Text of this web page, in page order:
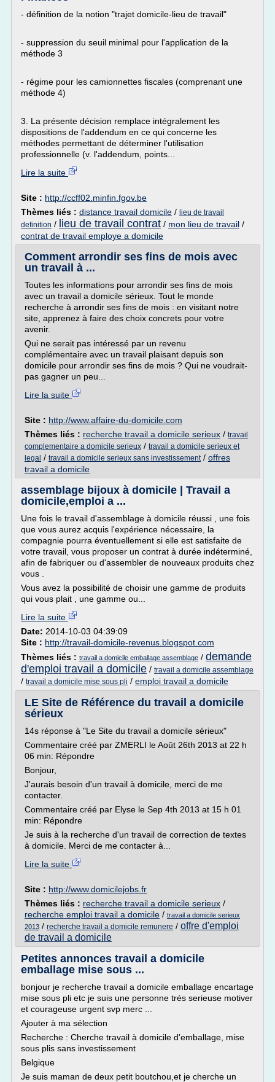
- définition de la notion "trajet domicile-lieu de travail"
- suppression du seuil minimal pour l'application de la
méthode 3
- régime pour les camionnettes fiscales (comprenant une
méthode 4)
3. La présente décision remplace intégralement les
dispositions de l'addendum en ce qui concerne les
méthodes permettant de déterminer l'utilisation
professionnelle (v. l'addendum, points...
Lire la suite
Site : http://ccff02.minfin.fgov.be
Thèmes liés : distance travail domicile / lieu de travail
definition / lieu de travail contrat / mon lieu de travail /
contrat de travail employe a domicile
Comment arrondir ses fins de mois avec
un travail à ...
Toutes les informations pour arrondir ses fins de mois
avec un travail a domicile sérieux. Tout le monde
recherche à arrondir ses fins de mois : en visitant notre
site, apprenez à faire des choix concrets pour votre
avenir.
Qui ne serait pas intéressé par un revenu
complémentaire avec un travail plaisant depuis son
domicile pour arrondir ses fins de mois ? Qui ne voudrait-
pas gagner un peu...
Lire la suite
Site : http://www.affaire-du-domicile.com
Thèmes liés : recherche travail a domicile serieux / travail
complementaire a domicile serieux / travail a domicile serieux et
legal / travail a domicile serieux sans investissement/ offres
travail a domicile
assemblage bijoux à domicile | Travail a
domicile,emploi a ...
Une fois le travail d'assemblage à domicile réussi , une fois
que vous aurez acquis l'expérience nécessaire, la
compagnie pourra éventuellement si elle est satisfaite de
votre travail, vous proposer un contrat à durée indéterminé,
afin de fabriquer ou d'assembler de nouveaux produits chez
vous .
Vous avez la possibilité de choisir une gamme de produits
qui vous plait , une gamme ou...
Lire la suite
Date: 2014-10-03 04:39:09
Site : http://travail-domicile-revenus.blogspot.com
Thèmes liés : travail a domicile emballage assemblage / demande
d'emploi travail a domicile / travail a domicile assemblage
/ travail a domicile mise sous pli / emploi travail a domicile
LE Site de Référence du travail a domicile
sérieux
14s réponse à "Le Site du travail a domicile sérieux"
Commentaire créé par ZMERLI le Août 26th 2013 at 22 h
06 min: Répondre
Bonjour,
J'aurais besoin d'un travail à domicile, merci de me
contacter.
Commentaire créé par Elyse le Sep 4th 2013 at 15 h 01
min: Répondre
Je suis à la recherche d'un travail de correction de textes
à domicile. Merci de me contacter à...
Lire la suite
Site : http://www.domicilejobs.fr
Thèmes liés : recherche travail a domicile serieux /
recherche emploi travail a domicile / travail a domicile serieux
2013 / recherche travail a domicile remunere / offre d'emploi
de travail a domicile
Petites annonces travail a domicile
emballage mise sous ...
bonjour je recherche travail a domicile emballage encartage
mise sous pli etc je suis une personne trés serieuse motiver
et courageuse urgent svp merc ...
Ajouter à ma sélection
Recherche : Cherche travail à domicile d'emballage, mise
sous plis sans investissement
Belgique
Je suis maman de deux petit boutchou,et je cherche un